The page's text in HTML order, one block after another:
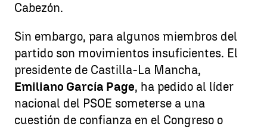
Cabezón.
Sin embargo, para algunos miembros del
partido son movimientos insuficientes. El
presidente de Castilla-La Mancha,
Emiliano García Page, ha pedido al líder
nacional del PSOE someterse a una
cuestión de confianza en el Congreso o